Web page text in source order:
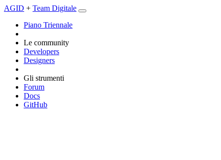
AGID + Team Digitale
Piano Triennale
Le community
Developers
Designers
Gli strumenti
Forum
Docs
GitHub